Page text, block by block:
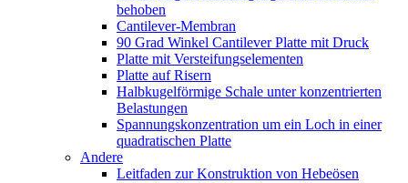
behoben
Cantilever-Membran
90 Grad Winkel Cantilever Platte mit Druck
Platte mit Versteifungselementen
Platte auf Risern
Halbkugelförmige Schale unter konzentrierten
Belastungen
Spannungskonzentration um ein Loch in einer
quadratischen Platte
Andere
Leitfaden zur Konstruktion von Hebeösen